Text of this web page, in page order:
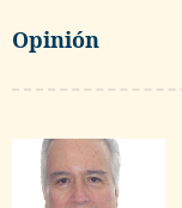
Opinión